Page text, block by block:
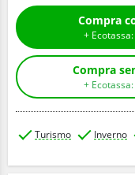
Turismo Inverno